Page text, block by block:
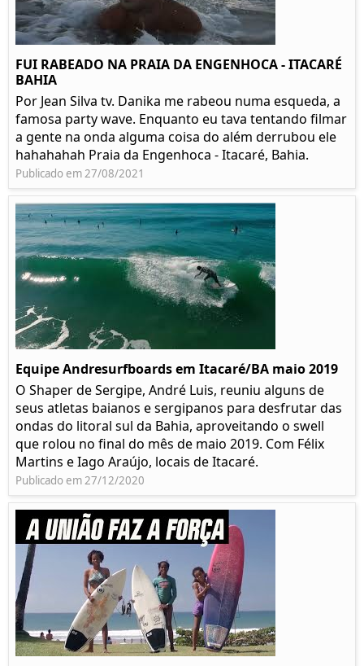
FUI RABEADO NA PRAIA DA ENGENHOCA - ITACARÉ
BAHIA
Por Jean Silva tv. Danika me rabeou numa esqueda, a
famosa party wave. Enquanto eu tava tentando filmar
a gente na onda alguma coisa do além derrubou ele
hahahahah Praia da Engenhoca - Itacaré, Bahia.
Publicado em 27/08/2021
Equipe Andresurfboards em Itacaré/BA maio 2019
O Shaper de Sergipe, André Luis, reuniu alguns de
seus atletas baianos e sergipanos para desfrutar das
ondas do litoral sul da Bahia, aproveitando o swell
que rolou no final do mês de maio 2019. Com Félix
Martins e Iago Araújo, locais de Itacaré.
Publicado em 27/12/2020